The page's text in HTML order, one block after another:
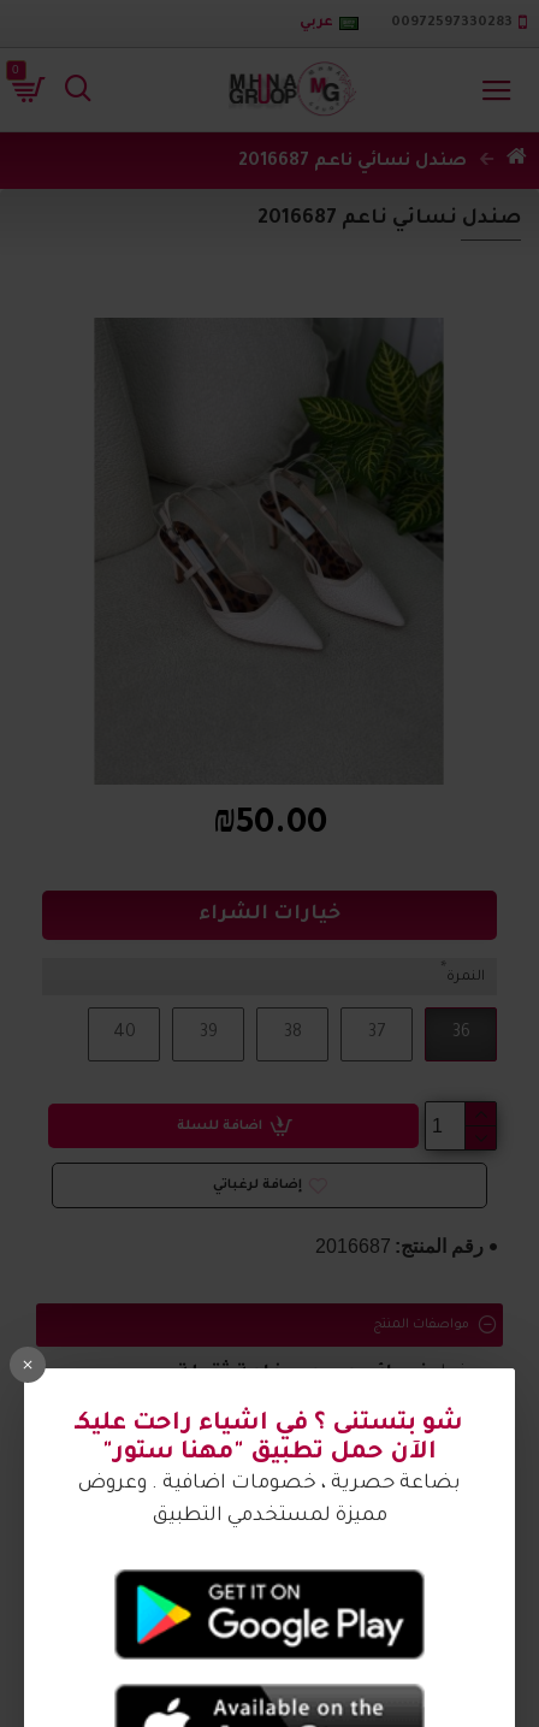
00972597330283 عربي
0
شو بتستنى ؟ في اشياء راحت عليكـ
الآن حمل تطبيق "مهنا ستور"
بضاعة حصرية ، خصومات اضافية . وعروض
مميزة لمستخدمي التطبيق
صندل نسائي ناعم 2016687
صندل نسائي ناعم 2016687
رقم المنتج: 2016687
₪50.00
خيارات الشراء
النمرة
36
37
38
39
40
اضافة للسلة
إضافة لرغباتي
مواصفات المنتج
صندلنسائي مريح وبخامة ثقيلة
الصورة من تصوير مهنا ستور
كيف اشتري ؟
اكمل اطلالتك
2016633